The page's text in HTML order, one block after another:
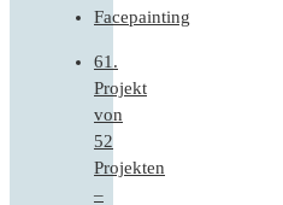
Facepainting
61.
Projekt
von
52
Projekten
–